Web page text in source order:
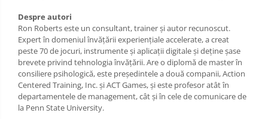
Despre autori
Ron Roberts este un consultant, trainer și autor recunoscut.
Expert în domeniul învățării experiențiale accelerate, a creat
peste 70 de jocuri, instrumente și aplicații digitale și deține șase
brevete privind tehnologia învățării. Are o diplomă de master în
consiliere psihologică, este președintele a două companii, Action
Centered Training, Inc. și ACT Games, și este profesor atât în
departamentele de management, cât și în cele de comunicare de
la Penn State University.